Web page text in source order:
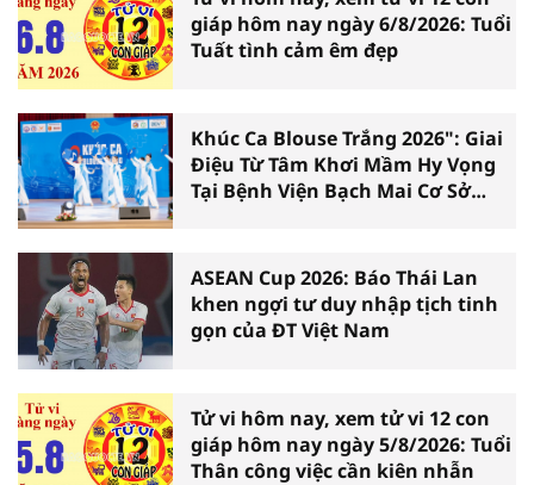
giáp hôm nay ngày 6/8/2026: Tuổi
Tuất tình cảm êm đẹp
Khúc Ca Blouse Trắng 2026": Giai
Điệu Từ Tâm Khơi Mầm Hy Vọng
Tại Bệnh Viện Bạch Mai Cơ Sở
ASEAN Cup 2026: Báo Thái Lan
khen ngợi tư duy nhập tịch tinh
gọn của ĐT Việt Nam
Tử vi hôm nay, xem tử vi 12 con
giáp hôm nay ngày 5/8/2026: Tuổi
Thân công việc cần kiên nhẫn